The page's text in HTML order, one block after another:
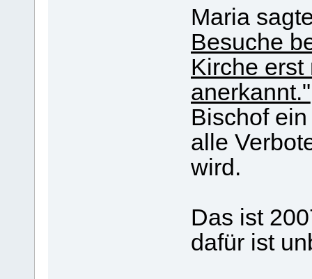
Maria
Besuche
Kirche
anerkannt."
Bischof
alle
wird.
Das ist
dafür ist